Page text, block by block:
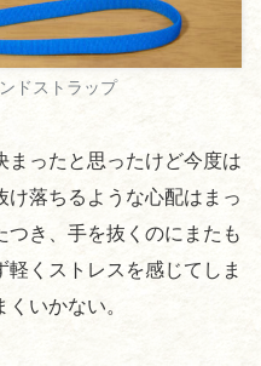
ドストラップ
まったと思ったけど今度は
落ちるような心配はまっ
つき、手を抜くのにまたも
くストレスを感じてしま
いかない。